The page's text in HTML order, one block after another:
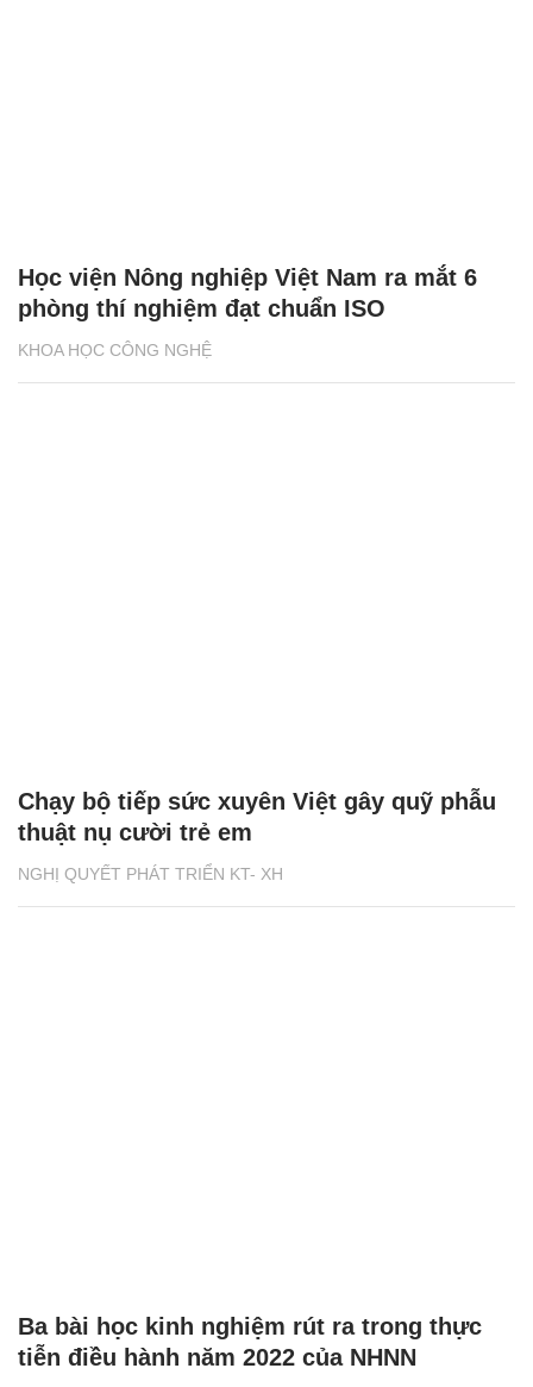
KHOA HỌC CÔNG NGHỆ
Học viện Nông nghiệp Việt Nam ra mắt 6
phòng thí nghiệm đạt chuẩn ISO
NGHỊ QUYẾT PHÁT TRIỂN KT- XH
Chạy bộ tiếp sức xuyên Việt gây quỹ phẫu
thuật nụ cười trẻ em
Ba bài học kinh nghiệm rút ra trong thực
tiễn điều hành năm 2022 của NHNN